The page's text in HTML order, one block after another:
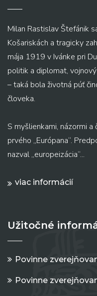
Milan Rastislav Štefánik
Košariskách a tragicky
mája 1919 v Ivánke pri
politik a diplomat,
– taká bola životná púť
človeka.
S myšlienkami, názormi
prvého „Európana“.
nazval „europeizácia“...
viac informácií
Užitočné
Povinne
Povinne